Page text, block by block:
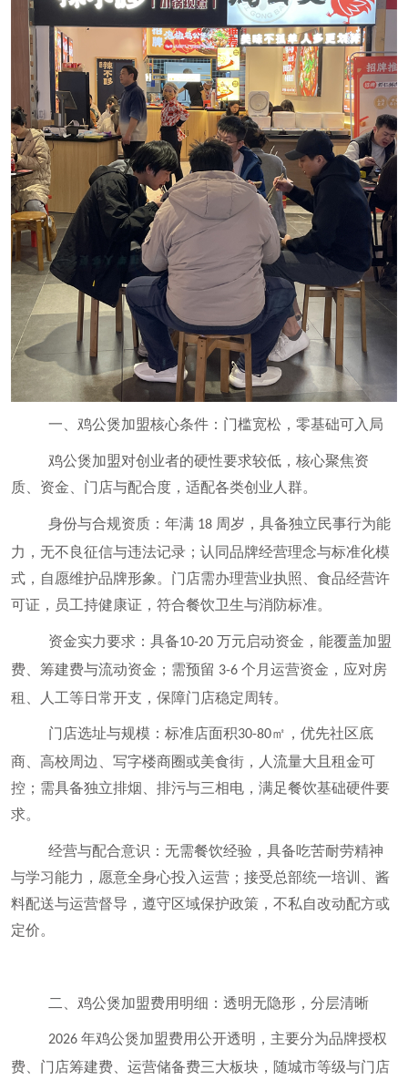
一、鸡公煲加盟核心条件：门槛宽松，零基础可入局
鸡公煲加盟对创业者的硬性要求较低，核心聚焦资
质、资金、门店与配合度，适配各类创业人群。
身份与合规资质：年满 18 周岁，具备独立民事行为能
力，无不良征信与违法记录；认同品牌经营理念与标准化模
式，自愿维护品牌形象。门店需办理营业执照、食品经营许
可证，员工持健康证，符合餐饮卫生与消防标准。
资金实力要求：具备10-20 万元启动资金，能覆盖加盟
费、筹建费与流动资金；需预留 3-6 个月运营资金，应对房
租、人工等日常开支，保障门店稳定周转。
门店选址与规模：标准店面积30-80㎡，优先社区底
商、高校周边、写字楼商圈或美食街，人流量大且租金可
控；需具备独立排烟、排污与三相电，满足餐饮基础硬件要
求。
经营与配合意识：无需餐饮经验，具备吃苦耐劳精神
与学习能力，愿意全身心投入运营；接受总部统一培训、酱
料配送与运营督导，遵守区域保护政策，不私自改动配方或
定价。
二、鸡公煲加盟费用明细：透明无隐形，分层清晰
2026 年鸡公煲加盟费用公开透明，主要分为品牌授权
费、门店筹建费、运营储备费三大板块，随城市等级与门店